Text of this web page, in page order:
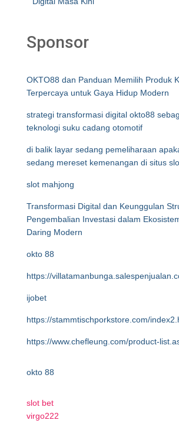
Sponsor
OKTO88 dan Panduan Memilih Produk
Terpercaya untuk Gaya Hidup Modern
strategi transformasi digital okto88
teknologi suku cadang otomotif
di balik layar sedang pemeliharaan
sedang mereset kemenangan di situs
slot mahjong
Transformasi Digital dan Keunggulan
Pengembalian Investasi dalam
Daring Modern
okto 88
https://
ijobet
https://stammtischporkstore.com/
https://www.chefleung.com/product-
okto 88
slot bet
virgo222